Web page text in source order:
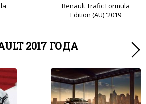
Renault Trafic Formula
Edition (AU) '2019
2017 ГОДА